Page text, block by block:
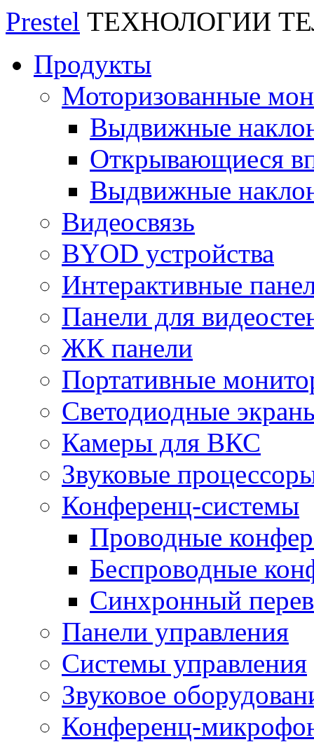
Prestel ТЕХНОЛОГИИ
Продукты
Моторизованные
Выдвижные
Открывающиеся
Выдвижные
Видеосвязь
BYOD устройства
Интерактивные
Панели для
ЖК панели
Портативные
Светодиодные
Камеры для ВКС
Звуковые
Конференц-системы
Проводные
Беспроводные
Синхронный
Панели управления
Системы управления
Звуковое
Конференц-